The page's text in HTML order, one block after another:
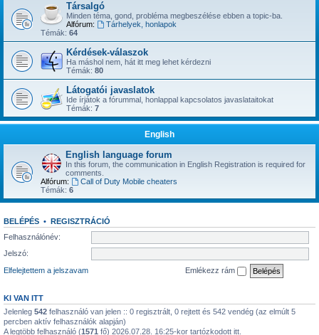
Társalgó
Minden téma, gond, probléma megbeszélése ebben a topic-ba.
Alfórum:
Tárhelyek, honlapok
Témák: 64
Kérdések-válaszok
Ha máshol nem, hát itt meg lehet kérdezni
Témák: 80
Látogatói javaslatok
Ide írjátok a fórummal, honlappal kapcsolatos javaslataitokat
Témák: 7
English
English language forum
In this forum, the communication in English Registration is required for
comments.
Alfórum:
Call of Duty Mobile cheaters
Témák: 6
BELÉPÉS • REGISZTRÁCIÓ
Felhasználónév:
Jelszó:
Elfelejtettem a jelszavam
Emlékezz rám
KI VAN ITT
Jelenleg 542 felhasználó van jelen :: 0 regisztrált, 0 rejtett és 542 vendég (az elmúlt 5
percben aktív felhasználók alapján)
A legtöbb felhasználó (1571 fő) 2026.07.28. 16:25-kor tartózkodott itt.